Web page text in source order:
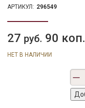
АРТИКУЛ: 296549
27 руб. 90 коп.
НЕТ В НАЛИЧИИ